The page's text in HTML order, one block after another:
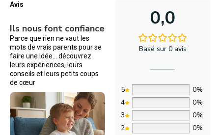
Avis
Ils nous font confiance
Parce que rien ne vaut les
mots de vrais parents pour se
faire une idée… découvrez
leurs expériences, leurs
conseils et leurs petits coups
de cœur
0,0
Basé sur 0 avis
5
0%
4
0%
3
0%
2
0%